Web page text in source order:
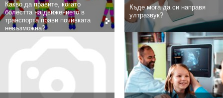
Какво да правите, когато
болестта на движението в
транспорта прави почивката
невъзможна?
Къде мога да си направя
ултразвук?